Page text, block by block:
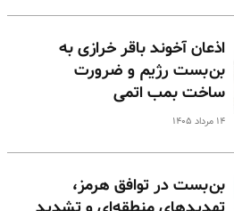
اذعان آخوند باقر خرازی به
بن‌بست رژیم و ضرورت
ساخت بمب اتمی
۱۴ مرداد ۱۴۰۵
بن‌بست در توافق هرمز،